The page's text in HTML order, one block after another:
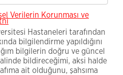
Verilerin Korunması ve
Hastaneleri tarafından
bilgilendirme yapıldığını
bilgilerin doğru ve güncel
bildireceğimi, aksi halde
ait olduğunu, şahsıma